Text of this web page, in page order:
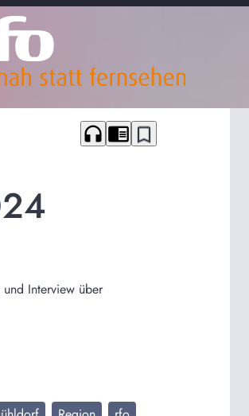
headphones chrome_reader_mode bookmark_border
Interview über